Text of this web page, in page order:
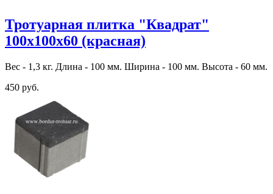
Тротуарная плитка "Квадрат"
100х100х60 (красная)
Вес - 1,3 кг. Длина - 100 мм. Ширина - 100 мм. Высота - 60 мм.
450 руб.